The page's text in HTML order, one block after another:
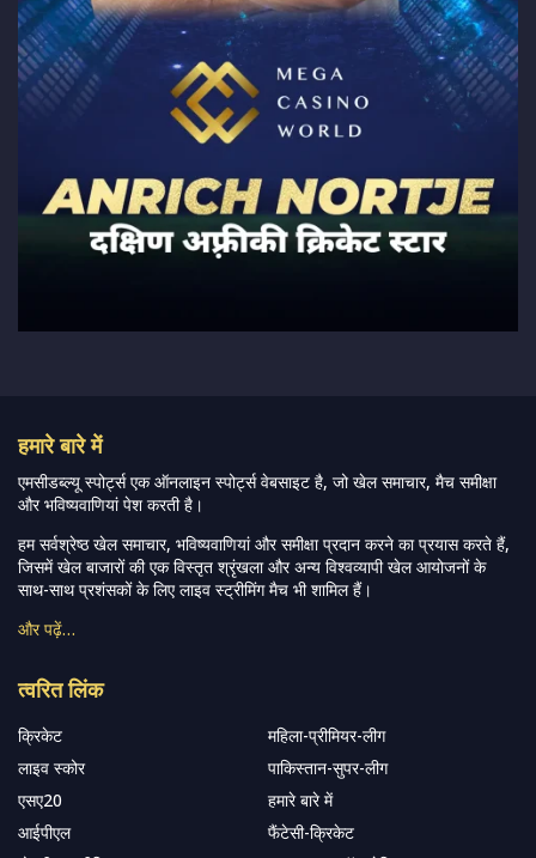
हमारे बारे में
एमसीडब्ल्यू स्पोर्ट्स एक ऑनलाइन स्पोर्ट्स वेबसाइट है, जो खेल समाचार, मैच समीक्षा
और भविष्यवाणियां पेश करती है।
हम सर्वश्रेष्ठ खेल समाचार, भविष्यवाणियां और समीक्षा प्रदान करने का प्रयास करते हैं,
जिसमें खेल बाजारों की एक विस्तृत श्रृंखला और अन्य विश्वव्यापी खेल आयोजनों के
साथ-साथ प्रशंसकों के लिए लाइव स्ट्रीमिंग मैच भी शामिल हैं।
और पढ़ें…
त्वरित लिंक
क्रिकेट
महिला-प्रीमियर-लीग
लाइव स्कोर
पाकिस्तान-सुपर-लीग
एसए20
हमारे बारे में
आईपीएल
फैंटेसी-क्रिकेट